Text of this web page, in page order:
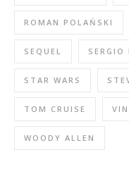
ROMAN POLAŃSKI
SEQUEL SERGIO
STAR WARS
TOM CRUISE
WOODY ALLEN